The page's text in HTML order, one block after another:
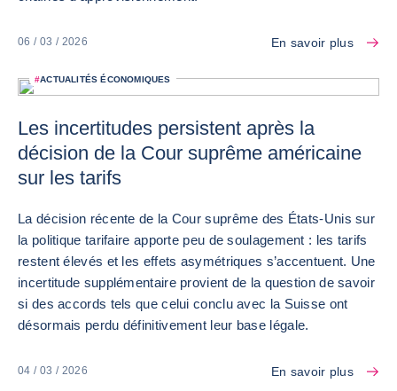
06 / 03 / 2026 En savoir plus
#ACTUALITÉS ÉCONOMIQUES
Les incertitudes persistent après la
décision de la Cour suprême américaine
sur les tarifs
La décision récente de la Cour suprême des États-Unis sur
la politique tarifaire apporte peu de soulagement : les tarifs
restent élevés et les effets asymétriques s’accentuent. Une
incertitude supplémentaire provient de la question de savoir
si des accords tels que celui conclu avec la Suisse ont
désormais perdu définitivement leur base légale.
04 / 03 / 2026 En savoir plus